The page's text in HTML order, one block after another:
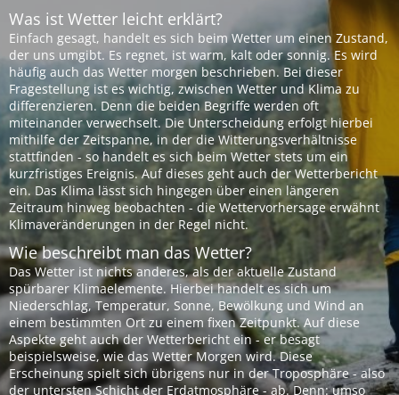
Was ist Wetter leicht erklärt?
Einfach gesagt, handelt es sich beim Wetter um einen Zustand,
der uns umgibt. Es regnet, ist warm, kalt oder sonnig. Es wird
häufig auch das Wetter morgen beschrieben. Bei dieser
Fragestellung ist es wichtig, zwischen Wetter und Klima zu
differenzieren. Denn die beiden Begriffe werden oft
miteinander verwechselt. Die Unterscheidung erfolgt hierbei
mithilfe der Zeitspanne, in der die Witterungsverhältnisse
stattfinden - so handelt es sich beim Wetter stets um ein
kurzfristiges Ereignis. Auf dieses geht auch der Wetterbericht
ein. Das Klima lässt sich hingegen über einen längeren
Zeitraum hinweg beobachten - die Wettervorhersage erwähnt
Klimaveränderungen in der Regel nicht.
Wie beschreibt man das Wetter?
Das Wetter ist nichts anderes, als der aktuelle Zustand
spürbarer Klimaelemente. Hierbei handelt es sich um
Niederschlag, Temperatur, Sonne, Bewölkung und Wind an
einem bestimmten Ort zu einem fixen Zeitpunkt. Auf diese
Aspekte geht auch der Wetterbericht ein - er besagt
beispielsweise, wie das Wetter Morgen wird. Diese
Erscheinung spielt sich übrigens nur in der Troposphäre - also
der untersten Schicht der Erdatmosphäre - ab. Denn: umso